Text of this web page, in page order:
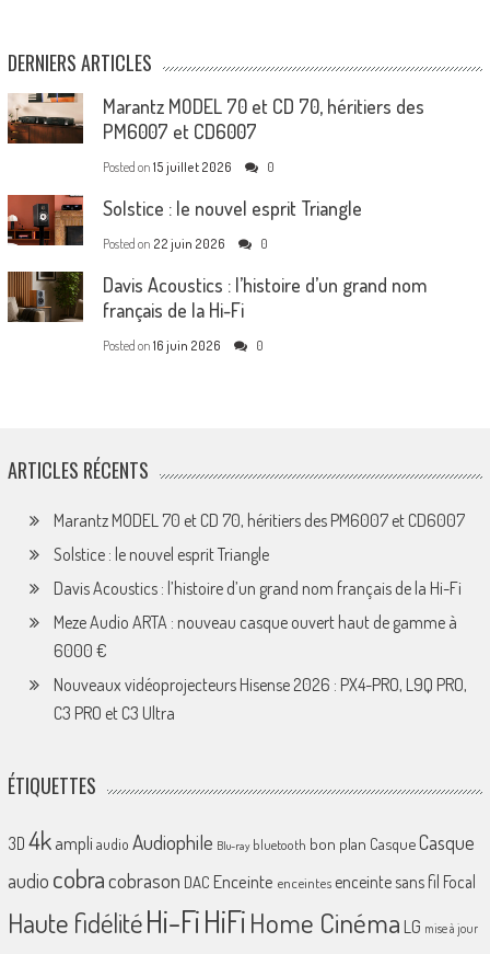
DERNIERS ARTICLES
Marantz MODEL 70 et CD 70, héritiers des
PM6007 et CD6007
Posted on 15 juillet 2026 0
Solstice : le nouvel esprit Triangle
Posted on 22 juin 2026 0
Davis Acoustics : l’histoire d’un grand nom
français de la Hi-Fi
Posted on 16 juin 2026 0
ARTICLES RÉCENTS
Marantz MODEL 70 et CD 70, héritiers des PM6007 et CD6007
Solstice : le nouvel esprit Triangle
Davis Acoustics : l’histoire d’un grand nom français de la Hi-Fi
Meze Audio ARTA : nouveau casque ouvert haut de gamme à
6000 €
Nouveaux vidéoprojecteurs Hisense 2026 : PX4-PRO, L9Q PRO,
C3 PRO et C3 Ultra
ÉTIQUETTES
3D 4k ampliaudio Audiophile Blu-ray bluetooth bon plan CasqueCasque
audio cobracobrason DAC Enceinte enceintes enceinte sans fil Focal
Haute fidélitéHi-FiHiFiHome Cinéma LG mise à jour